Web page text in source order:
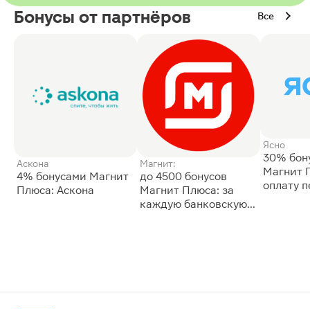
Бонусы от партнёров Все
Аскона
4% бонусами Магнит
Плюса: Аскона
Магнит:
до 4500 бонусов
Магнит Плюса: за
каждую банковскую
Ясно
30%
Магнит
оплату